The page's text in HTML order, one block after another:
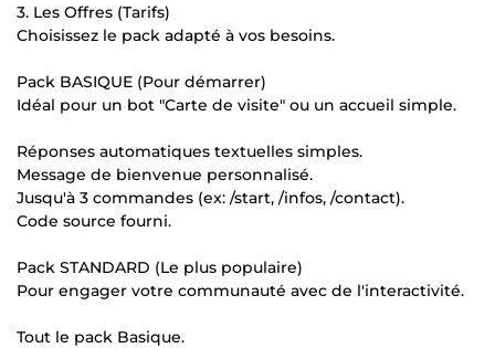
3. Les Offres (Tarifs)
Choisissez le pack adapté à vos besoins.
Pack BASIQUE (Pour démarrer)
Idéal pour un bot "Carte de visite" ou un accueil simple.
Réponses automatiques textuelles simples.
Message de bienvenue personnalisé.
Jusqu'à 3 commandes (ex: /start, /infos, /contact).
Code source fourni.
Pack STANDARD (Le plus populaire)
Pour engager votre communauté avec de l'interactivité.
Tout le pack Basique.